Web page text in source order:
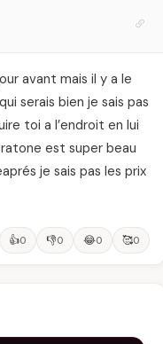
avant mais il y a le
serais bien je sais pas
toi a l’endroit en lui
est super beau
je sais pas les prix
👍0 👎0 😂0 🥰0